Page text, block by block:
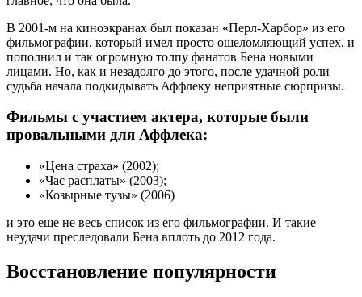
В 2001-м на киноэкранах был показан «Перл-Харбор» из его
фильмографии, который имел просто ошеломляющий успех, и
пополнил и так огромную толпу фанатов Бена новыми
лицами. Но, как и незадолго до этого, после удачной роли
судьба начала подкидывать Аффлеку неприятные сюрпризы.
Фильмы с участием актера, которые были
провальными для Аффлека:
«Цена страха» (2002);
«Час расплаты» (2003);
«Козырные тузы» (2006)
и это еще не весь список из его фильмографии. И такие
неудачи преследовали Бена вплоть до 2012 года.
Восстановление популярности